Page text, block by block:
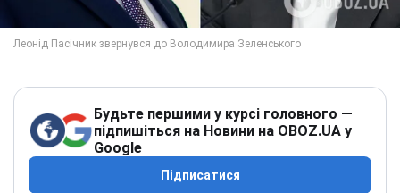
Будьте першими у курсі головного —
підпишіться на Новини на OBOZ.UA у
Google
Підписатися